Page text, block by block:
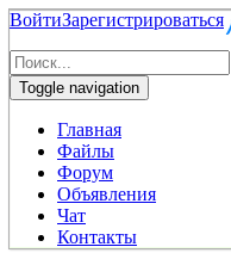
ВойтиЗарегистрироваться
Toggle navigation
Главная
Файлы
Форум
Объявления
Чат
Контакты